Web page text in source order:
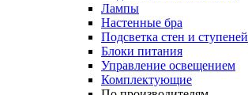
Лампы
Настенные бра
Подсветка стен и ступеней
Блоки питания
Управление освещением
Комплектующие